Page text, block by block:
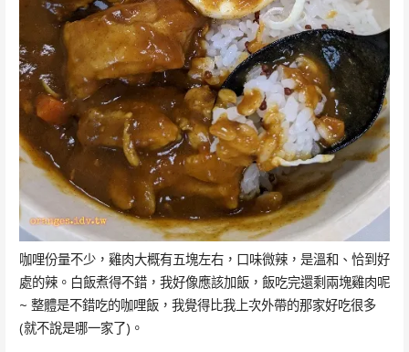
咖哩份量不少，雞肉大概有五塊左右，口味微辣，是溫和、恰到好
處的辣。白飯煮得不錯，我好像應該加飯，飯吃完還剩兩塊雞肉呢
~ 整體是不錯吃的咖哩飯，我覺得比我上次外帶的那家好吃很多
(就不說是哪一家了)。